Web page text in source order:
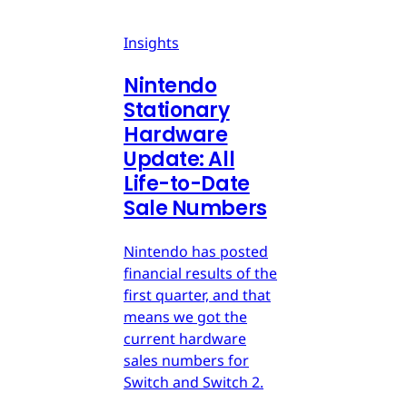
Insights
Nintendo
Stationary
Hardware
Update: All
Life-to-Date
Sale Numbers
Nintendo has posted
financial results of the
first quarter, and that
means we got the
current hardware
sales numbers for
Switch and Switch 2.